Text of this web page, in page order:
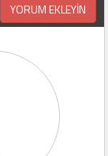
YORUM EKLEYİN